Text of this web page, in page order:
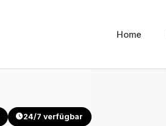
Home
24/7 verfügbar